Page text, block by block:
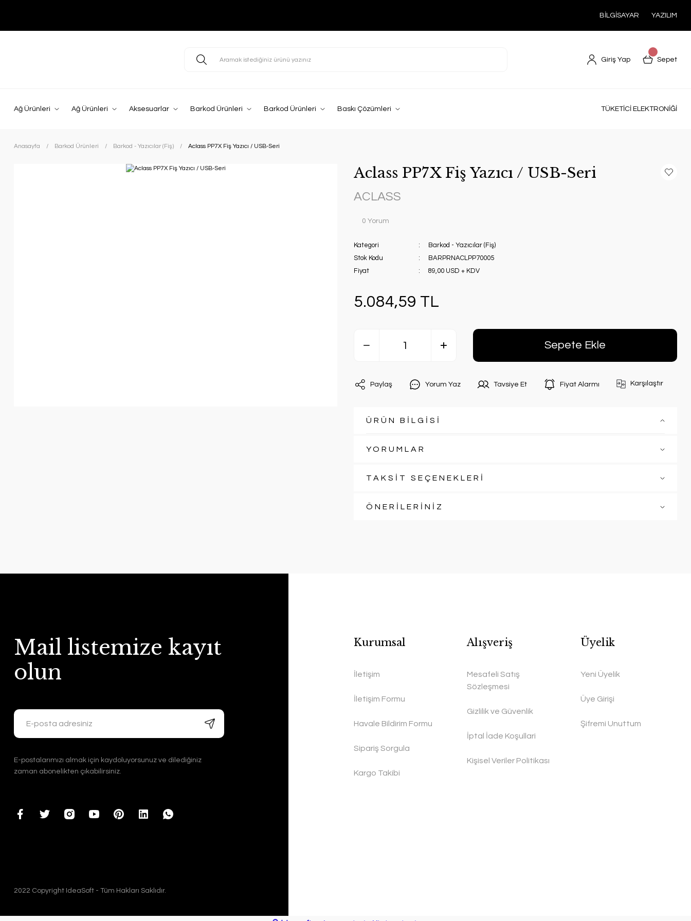
BİLGİSAYAR YAZILIM
Giriş Yap Sepet
Ağ Ürünleri Ağ Ürünleri Aksesuarlar Barkod Ürünleri Barkod Ürünleri Baskı Çözümleri TÜKETİCİ ELEKTRONİĞİ
Anasayfa Barkod Ürünleri Barkod - Yazıcılar (Fiş) Aclass PP7X Fiş Yazıcı / USB-Seri
Aclass PP7X Fiş Yazıcı / USB-Seri
ACLASS
0 Yorum
Kategori
Barkod - Yazıcılar (Fiş)
Stok Kodu
BARPRNACLPP70005
Fiyat
89,00 USD + KDV
5.084,59 TL
Sepete Ekle
Paylaş Yorum Yaz Tavsiye Et Fiyat Alarmı Karşılaştır
ÜRÜN BİLGİSİ
YORUMLAR
TAKSİT SEÇENEKLERİ
ÖNERİLERİNİZ
Mail listemize kayıt
olun
E-postalarımızı almak için kaydoluyorsunuz ve dilediğiniz
zaman abonelikten çıkabilirsiniz.
Kurumsal
İletişim
İletişim Formu
Havale Bildirim Formu
Sipariş Sorgula
Kargo Takibi
Alışveriş
Mesafeli Satış
Sözleşmesi
Gizlilik ve Güvenlik
İptal İade Koşullari
Kişisel Veriler Politikası
Üyelik
Yeni Üyelik
Üye Girişi
Şifremi Unuttum
2022 Copyright IdeaSoft - Tüm Hakları Saklıdır.